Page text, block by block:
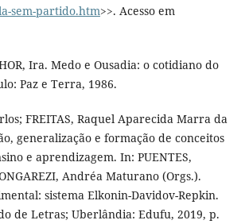
sem-partido.htm>>. Acesso em
Ira. Medo e Ousadia: o cotidiano do
Paz e Terra, 1986.
FREITAS, Raquel Aparecida Marra da
generalização e formação de conceitos
e aprendizagem. In: PUENTES,
Andréa Maturano (Orgs.).
sistema Elkonin-Davidov-Repkin.
de Letras; Uberlândia: Edufu, 2019, p.